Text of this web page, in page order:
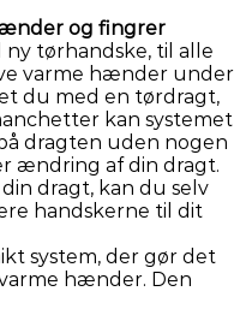
og fingrer
tørhandske, til alle
varme hænder under
du med en tørdragt,
kan systemet
dragten uden nogen
ændring af din dragt.
dragt, kan du selv
handskerne til dit
system, der gør det
hænder. Den